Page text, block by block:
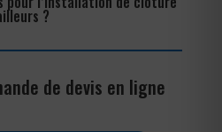
?
de devis en ligne